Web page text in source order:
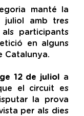
manté la
juliol amb tres
participants
en alguns
Catalunya.
12 de juliol a
el circuit es
la prova
per als dies